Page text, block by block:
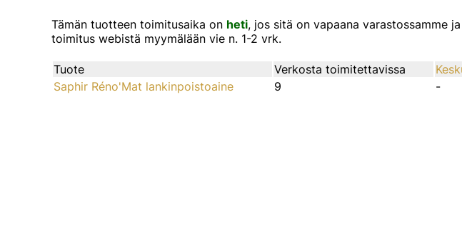
Tämän tuotteen toimitusaika on heti, jos sitä on vapaana varastossamme
toimitus webistä myymälään vie n. 1-2 vrk.
Tuote Verkosta toimitettavissa
Saphir Réno'Mat lankinpoistoaine
9 -